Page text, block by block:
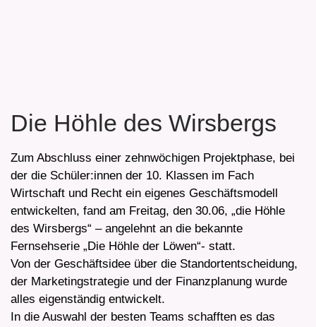
Die Höhle des Wirsbergs
Zum Abschluss einer zehnwöchigen Projektphase, bei
der die Schüler:innen der 10. Klassen im Fach
Wirtschaft und Recht ein eigenes Geschäftsmodell
entwickelten, fand am Freitag, den 30.06, „die Höhle
des Wirsbergs“ – angelehnt an die bekannte
Fernsehserie „Die Höhle der Löwen“- statt.
Von der Geschäftsidee über die Standortentscheidung,
der Marketingstrategie und der Finanzplanung wurde
alles eigenständig entwickelt.
In die Auswahl der besten Teams schafften es das